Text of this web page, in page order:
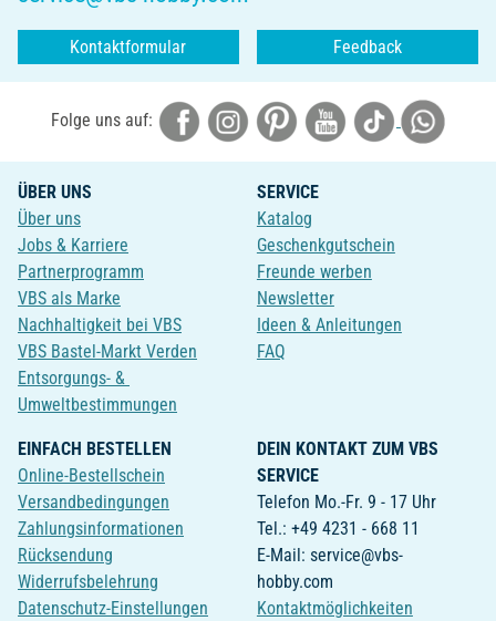
Kontaktformular Feedback
Folge uns auf:
ÜBER UNS
Über uns
Jobs & Karriere
Partnerprogramm
VBS als Marke
Nachhaltigkeit bei VBS
VBS Bastel-Markt Verden
Entsorgungs- &
Umweltbestimmungen
SERVICE
Katalog
Geschenkgutschein
Freunde werben
Newsletter
Ideen & Anleitungen
FAQ
EINFACH BESTELLEN
Online-Bestellschein
Versandbedingungen
Zahlungsinformationen
Rücksendung
Widerrufsbelehrung
Datenschutz-Einstellungen
DEIN KONTAKT ZUM VBS
SERVICE
Telefon Mo.-Fr. 9 - 17 Uhr
Tel.: +49 4231 - 668 11
E-Mail: service@vbs-
hobby.com
Kontaktmöglichkeiten